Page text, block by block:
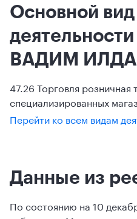
Основной вид
ВАДИМ
47.26 Торговля
специализированных
Перейти ко всем видам
Данные из
По состоянию на 10